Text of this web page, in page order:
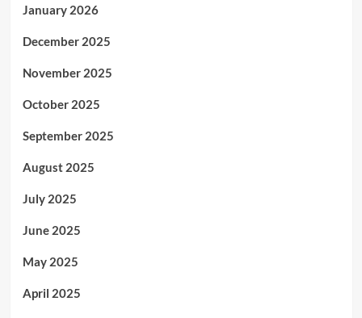
January 2026
December 2025
November 2025
October 2025
September 2025
August 2025
July 2025
June 2025
May 2025
April 2025